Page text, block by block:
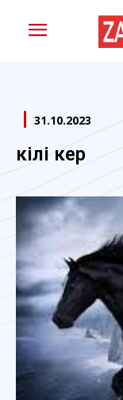
31.10.2023
Үкілі кер